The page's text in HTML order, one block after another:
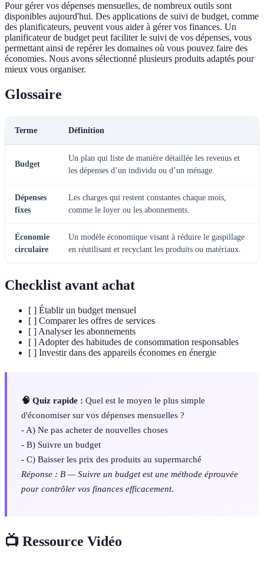
Pour gérer vos dépenses mensuelles, de nombreux outils sont
disponibles aujourd'hui. Des applications de suivi de budget, comme
des planificateurs, peuvent vous aider à gérer vos finances. Un
planificateur de budget peut faciliter le suivi de vos dépenses, vous
permettant ainsi de repérer les domaines où vous pouvez faire des
économies. Nous avons sélectionné plusieurs produits adaptés pour
mieux vous organiser.
Glossaire
Terme Définition
Budget
Un plan qui liste de manière détaillée les revenus et
les dépenses d’un individu ou d’un ménage.
Dépenses
fixes
Les charges qui restent constantes chaque mois,
comme le loyer ou les abonnements.
Économie
circulaire
Un modèle économique visant à réduire le gaspillage
en réutilisant et recyclant les produits ou matériaux.
Checklist avant achat
[ ] Établir un budget mensuel
[ ] Comparer les offres de services
[ ] Analyser les abonnements
[ ] Adopter des habitudes de consommation responsables
[ ] Investir dans des appareils économes en énergie
🧠 Quiz rapide : Quel est le moyen le plus simple
d'économiser sur vos dépenses mensuelles ?
- A) Ne pas acheter de nouvelles choses
- B) Suivre un budget
- C) Baisser les prix des produits au supermarché
Réponse : B — Suivre un budget est une méthode éprouvée
pour contrôler vos finances efficacement.
📺 Ressource Vidéo